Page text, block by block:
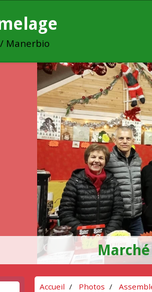
Manerbio
Accueil Photos